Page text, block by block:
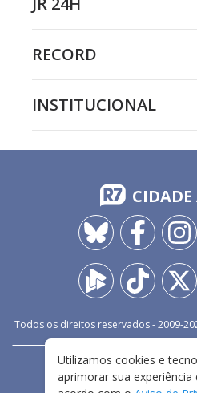
RECORD
INSTITUCIONAL
Todos os direitos reservados - 2009-
FALE
TERMOS E
Utilizamos cookies e
aprimorar sua experiência